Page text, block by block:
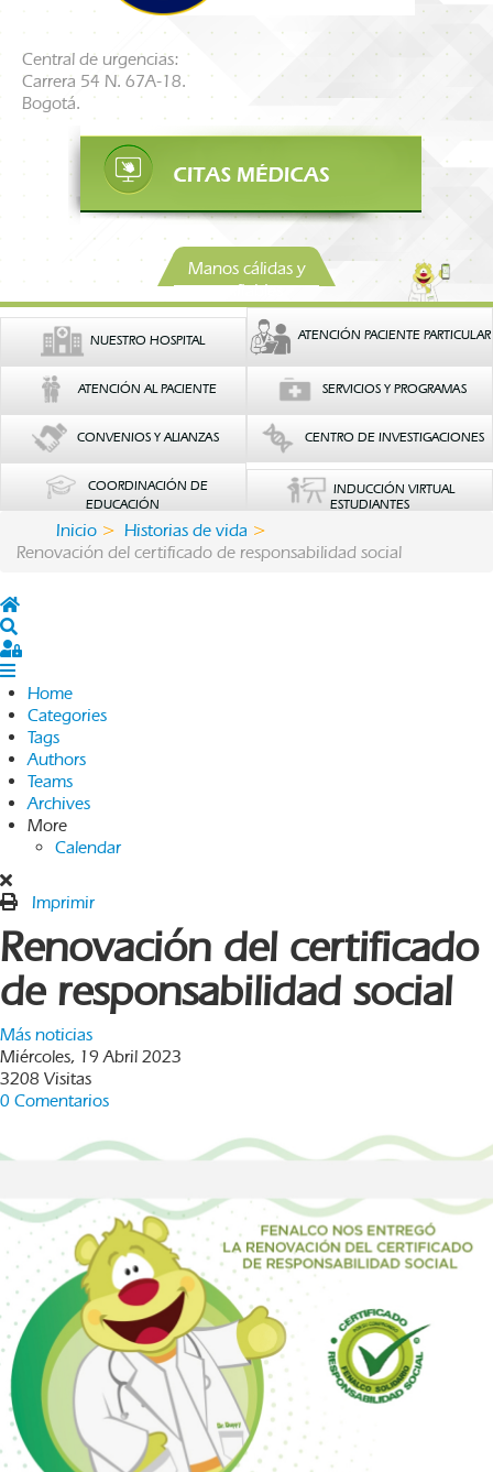
Central de urgencias:
Carrera 54 N. 67A-18.
Bogotá.
Manos cálidas y
confiables
NUESTRO HOSPITAL ATENCIÓN PACIENTE PARTICULAR
ATENCIÓN AL PACIENTE SERVICIOS Y PROGRAMAS
CONVENIOS Y ALIANZAS CENTRO DE INVESTIGACIONES
COORDINACIÓN DE
EDUCACIÓN
INDUCCIÓN VIRTUAL
ESTUDIANTES
Inicio
Historias de vida
Renovación del certificado de responsabilidad social
Home
Sign In
Home
Categories
Tags
Authors
Teams
Archives
More
Calendar
Imprimir
Renovación del certificado
de responsabilidad social
Más noticias
Miércoles, 19 Abril 2023
3208 Visitas
0 Comentarios